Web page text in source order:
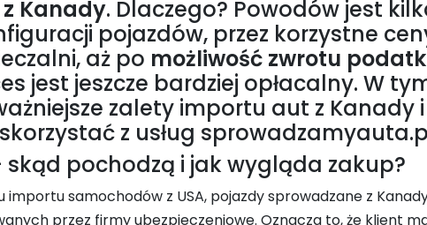
Kanady. Dlaczego? Powodów jest
pojazdów, przez korzystne
aż po możliwość zwrotu
jest jeszcze bardziej opłacalny. W
zalety importu aut z Kanady
z usług
skąd pochodzą i jak wygląda zakup?
importu samochodów z USA, pojazdy sprowadzane z
przez firmy ubezpieczeniowe. Oznacza to, że klient